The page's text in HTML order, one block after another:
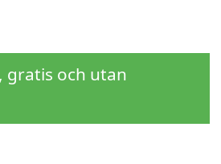
gratis och utan